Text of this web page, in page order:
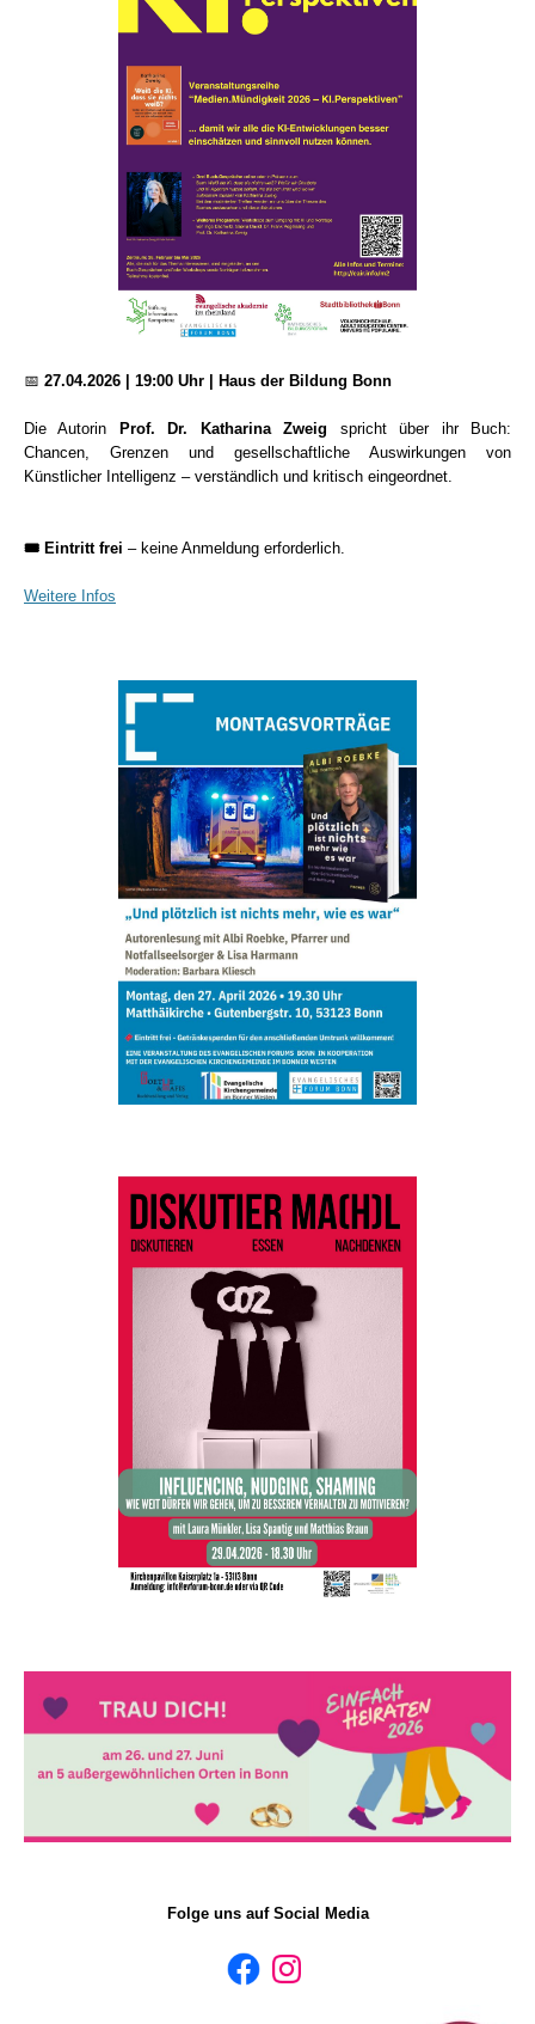
📅 27.04.2026 | 19:00 Uhr | Haus der Bildung Bonn
Die Autorin Prof. Dr. Katharina Zweig spricht über ihr Buch:
Chancen, Grenzen und gesellschaftliche Auswirkungen von
Künstlicher Intelligenz – verständlich und kritisch eingeordnet.
🎟️ Eintritt frei – keine Anmeldung erforderlich.
Weitere Infos
Folge uns auf Social Media